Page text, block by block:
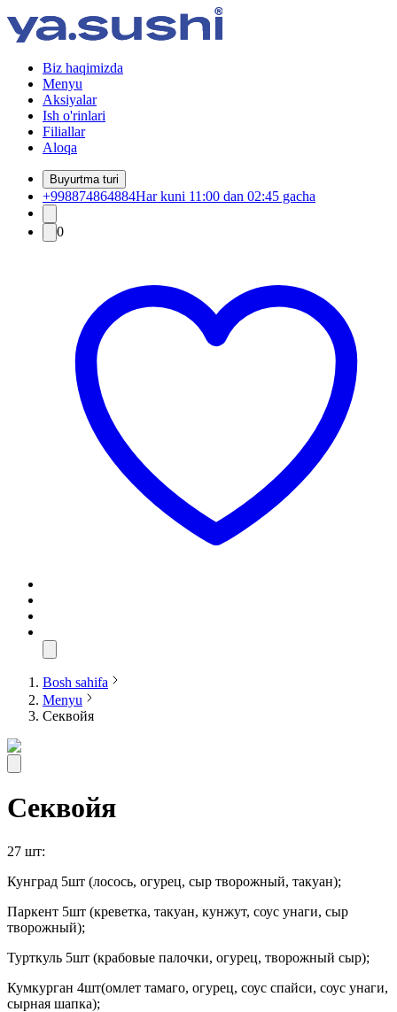
Biz haqimizda
Menyu
Aksiyalar
Ish o'rinlari
Filiallar
Aloqa
Buyurtma turi
+998874864884Har kuni 11:00 dan 02:45 gacha
0
Bosh sahifa
Menyu
Секвойя
Секвойя
27 шт:
Кунград 5шт (лосось, огурец, сыр творожный, такуан);
Паркент 5шт (креветка, такуан, кунжут, соус унаги, сыр
творожный);
Турткуль 5шт (крабовые палочки, огурец, творожный сыр);
Кумкурган 4шт(омлет тамаго, огурец, соус спайси, соус унаги,
сырная шапка);